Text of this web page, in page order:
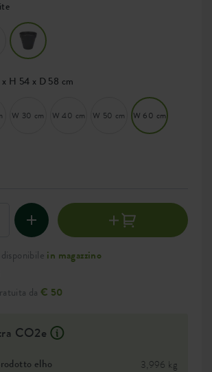
H 54 x D 58 cm
W 30 cm W 40 cm W 50 cm W 60 cm
in magazzino
da€ 50
CO2e
elho 3,996 kg